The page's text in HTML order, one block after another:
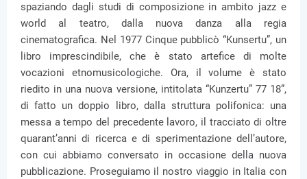
spaziando dagli studi di composizione in ambito jazz e
world al teatro, dalla nuova danza alla regia
cinematografica. Nel 1977 Cinque pubblicò “Kunsertu”, un
libro imprescindibile, che è stato artefice di molte
vocazioni etnomusicologiche. Ora, il volume è stato
riedito in una nuova versione, intitolata “Kunzertu” 77 18”,
di fatto un doppio libro, dalla struttura polifonica: una
messa a tempo del precedente lavoro, il tracciato di oltre
quarant’anni di ricerca e di sperimentazione dell’autore,
con cui abbiamo conversato in occasione della nuova
pubblicazione. Proseguiamo il nostro viaggio in Italia con